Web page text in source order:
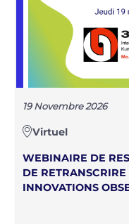
19 Novembre 2026
Virtuel
WEBINAIRE DE
DE
INNOVATIONS